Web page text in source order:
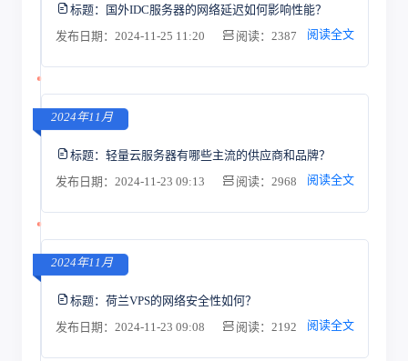
标题： 国外IDC服务器的网络延迟如何影响性能？
发布日期：2024-11-25 11:20
阅读：2387 阅读全文
2024年11月
标题： 轻量云服务器有哪些主流的供应商和品牌？
发布日期：2024-11-23 09:13
阅读：2968 阅读全文
2024年11月
标题： 荷兰VPS的网络安全性如何？
发布日期：2024-11-23 09:08
阅读：2192 阅读全文